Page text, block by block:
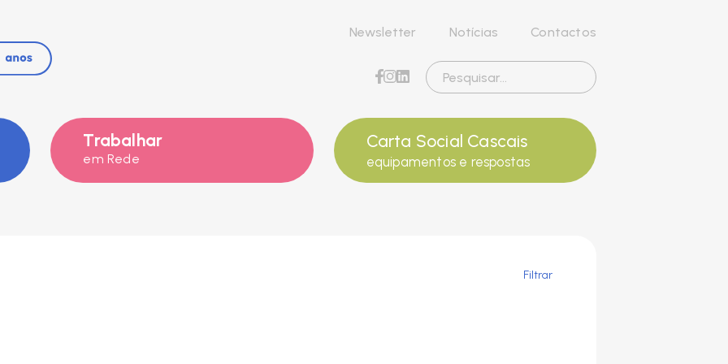
Newsletter Notícias Contactos
Trabalhar
em Rede
Carta Social Cascais
equipamentos e respostas
Filtrar